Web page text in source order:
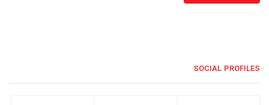
SOCIAL PROFILES